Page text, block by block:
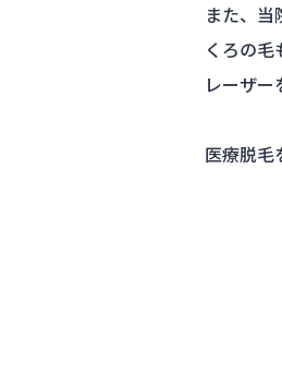
また、
くろの毛
レーザ
医療脱毛